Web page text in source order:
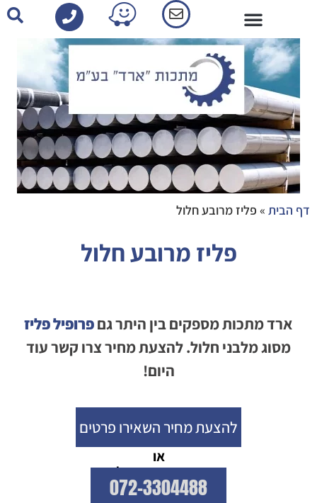
דף הבית » פליז מרובע חלול
פליז מרובע חלול
ארד מתכות מספקים בין היתר גםפרופיל פליז
מסוג מלבני חלול. להצעת מחיר צרו קשר עוד
היום!
להצעת מחיר השאירו פרטים
או
התקשרו עכשיו!
072-3304488